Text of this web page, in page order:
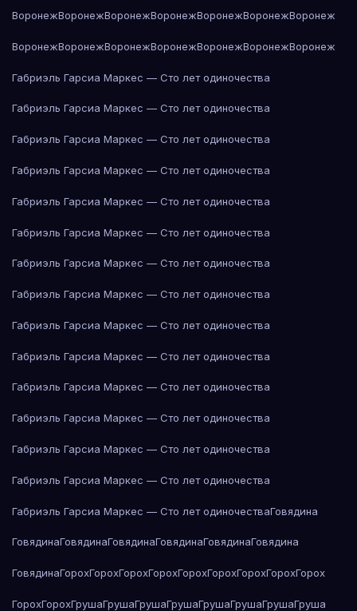
ВоронежВоронежВоронежВоронежВоронежВоронежВоронеж
ВоронежВоронежВоронежВоронежВоронежВоронежВоронеж
Габриэль Гарсиа Маркес — Сто лет одиночества
Габриэль Гарсиа Маркес — Сто лет одиночества
Габриэль Гарсиа Маркес — Сто лет одиночества
Габриэль Гарсиа Маркес — Сто лет одиночества
Габриэль Гарсиа Маркес — Сто лет одиночества
Габриэль Гарсиа Маркес — Сто лет одиночества
Габриэль Гарсиа Маркес — Сто лет одиночества
Габриэль Гарсиа Маркес — Сто лет одиночества
Габриэль Гарсиа Маркес — Сто лет одиночества
Габриэль Гарсиа Маркес — Сто лет одиночества
Габриэль Гарсиа Маркес — Сто лет одиночества
Габриэль Гарсиа Маркес — Сто лет одиночества
Габриэль Гарсиа Маркес — Сто лет одиночества
Габриэль Гарсиа Маркес — Сто лет одиночества
Габриэль Гарсиа Маркес — Сто лет одиночестваГовядина
ГовядинаГовядинаГовядинаГовядинаГовядинаГовядина
ГовядинаГорохГорохГорохГорохГорохГорохГорохГорохГорох
ГорохГорохГрушаГрушаГрушаГрушаГрушаГрушаГрушаГруша